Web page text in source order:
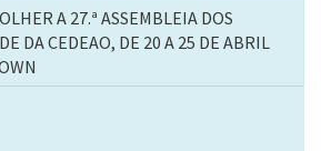
A 27.ª ASSEMBLEIA DOS
DA CEDEAO, DE 20 A 25 DE ABRIL